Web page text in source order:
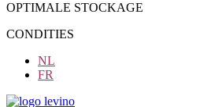
OPTIMALE STOCKAGE
CONDITIES
NL
FR